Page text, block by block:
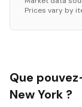
Prices vary by
Que
New York ?